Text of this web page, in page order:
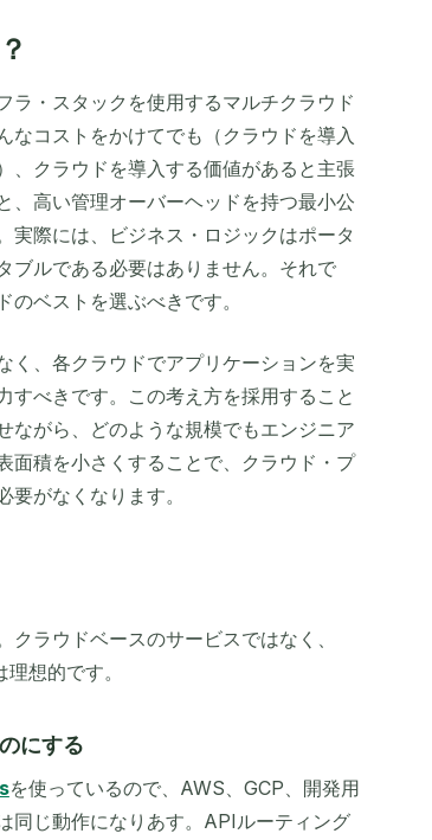
ラ・スタックを使用するマルチクラウド
なコストをかけてでも（クラウドを導入
、クラウドを導入する価値があると主張
、高い管理オーバーヘッドを持つ最小公
実際には、ビジネス・ロジックはポータ
ブルである必要はありません。それで
ベストを選ぶべきです。
く、各クラウドでアプリケーションを実
すべきです。この考え方を採用すること
ながら、どのような規模でもエンジニア
面積を小さくすることで、クラウド・プ
がなくなります。
ラウドベースのサービスではなく、
想的です。
にする
を使っているので、AWS、GCP、開発用
同じ動作になりあす。APIルーティング